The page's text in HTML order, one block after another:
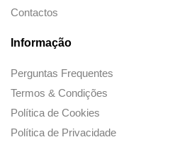
Contactos
Informação
Perguntas Frequentes
Termos & Condições
Política de Cookies
Política de Privacidade